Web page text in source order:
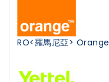
RO<羅馬尼亞> Orange